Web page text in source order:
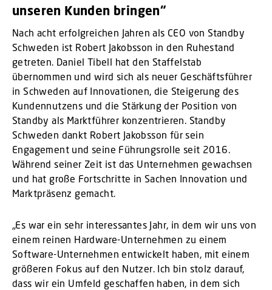
unseren Kunden bringen“
Nach acht erfolgreichen Jahren als CEO von Standby
Schweden ist Robert Jakobsson in den Ruhestand
getreten. Daniel Tibell hat den Staffelstab
übernommen und wird sich als neuer Geschäftsführer
in Schweden auf Innovationen, die Steigerung des
Kundennutzens und die Stärkung der Position von
Standby als Marktführer konzentrieren. Standby
Schweden dankt Robert Jakobsson für sein
Engagement und seine Führungsrolle seit 2016.
Während seiner Zeit ist das Unternehmen gewachsen
und hat große Fortschritte in Sachen Innovation und
Marktpräsenz gemacht.
„Es war ein sehr interessantes Jahr, in dem wir uns von
einem reinen Hardware-Unternehmen zu einem
Software-Unternehmen entwickelt haben, mit einem
größeren Fokus auf den Nutzer. Ich bin stolz darauf,
dass wir ein Umfeld geschaffen haben, in dem sich